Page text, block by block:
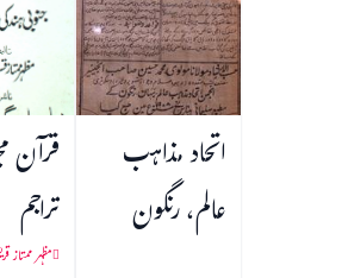
اتحاد مذاہب
عالم، رنگون
قرآن
تراجم
مظہر ممتاز